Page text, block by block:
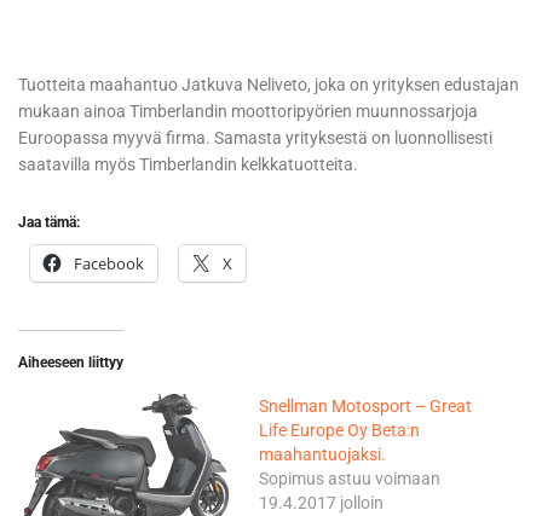
Tuotteita maahantuo Jatkuva Neliveto, joka on yrityksen edustajan
mukaan ainoa Timberlandin moottoripyörien muunnossarjoja
Euroopassa myyvä firma. Samasta yrityksestä on luonnollisesti
saatavilla myös Timberlandin kelkkatuotteita.
Jaa tämä:
Facebook X
Aiheeseen liittyy
Snellman Motosport – Great
Life Europe Oy Beta:n
maahantuojaksi.
Sopimus astuu voimaan
19.4.2017 jolloin